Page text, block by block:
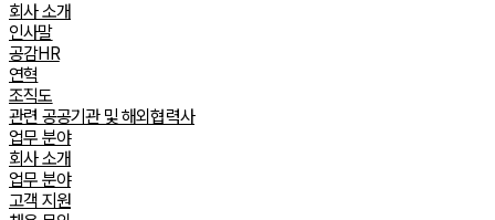
회사 소개
인사말
공감HR
연혁
조직도
관련 공공기관 및 해외협력사
업무 분야
회사 소개
업무 분야
고객 지원